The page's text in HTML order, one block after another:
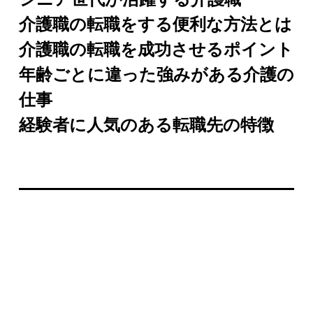
介護職の転職をする便利な方法とは
介護職の転職を成功させるポイント
年齢ごとに違った強みがある介護の
仕事
経験者に人気のある転職先の特徴